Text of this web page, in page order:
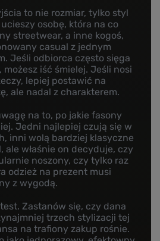
to nie rozmiar, tylko styl
osobę, która na co
streetwear, a inne kogoś,
casual z jednym
Jeśli odbiorca często sięga
iść śmielej. Jeśli nosi
lepiej postawić na
ale nadal z charakterem.
na to, po jakie fasony
Jedni najlepiej czują się w
inni wolą bardziej klasyczne
ale właśnie on decyduje, czy
noszony, czy tylko raz
odzież na prezent musi
z wygodą.
Zastanów się, czy dana
trzech stylizacji tej
na trafiony zakup rośnie.